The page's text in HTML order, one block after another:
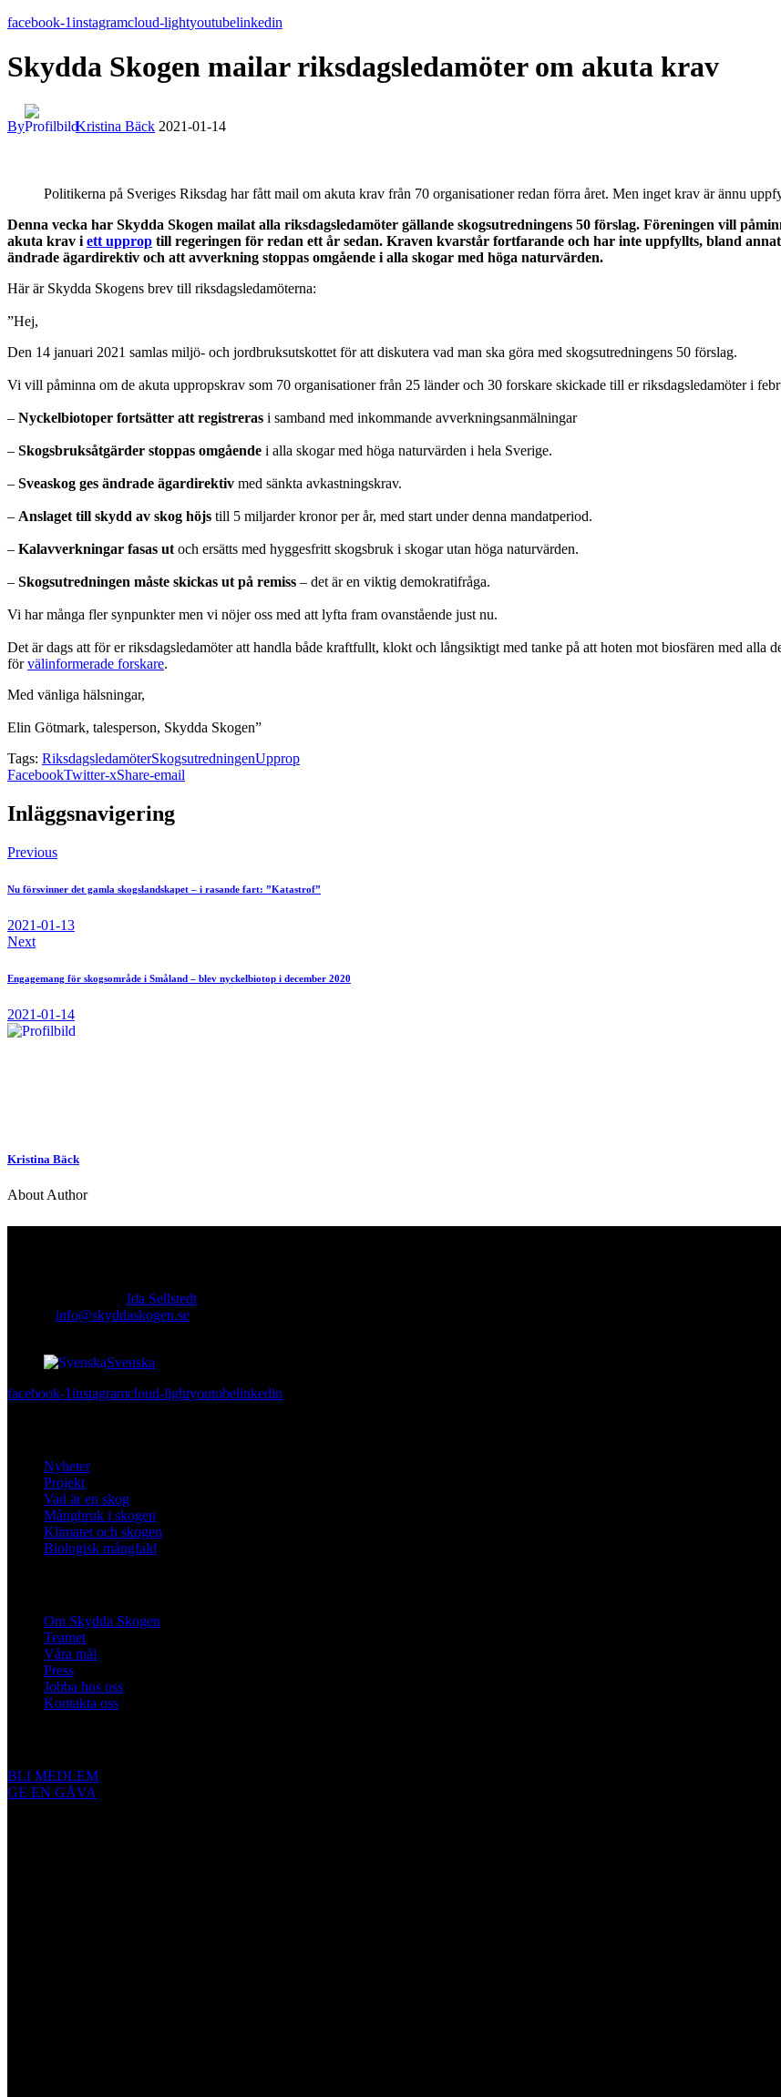
facebook-1instagramcloud-lightyoutubelinkedin
Skydda Skogen mailar riksdagsledamöter om akuta krav
By Kristina Bäck 2021-01-14
Politikerna på Sveriges Riksdag har fått mail om akuta krav från 70 organisationer redan förra året. Men inget krav är ännu
Denna vecka har Skydda Skogen mailat alla riksdagsledamöter gällande skogsutredningens 50 förslag. Föreningen vill
akuta krav i ett upprop till regeringen för redan ett år sedan. Kraven kvarstår fortfarande och har inte uppfyllts, bland
ändrade ägardirektiv och att avverkning stoppas omgående i alla skogar med höga naturvärden.
Här är Skydda Skogens brev till riksdagsledamöterna:
”Hej,
Den 14 januari 2021 samlas miljö- och jordbruksutskottet för att diskutera vad man ska göra med skogsutredningens 50 förslag.
Vi vill påminna om de akuta uppropskrav som 70 organisationer från 25 länder och 30 forskare skickade till er riksdagsledamöter i
– Nyckelbiotoper fortsätter att registreras i samband med inkommande avverkningsanmälningar
– Skogsbruksåtgärder stoppas omgående i alla skogar med höga naturvärden i hela Sverige.
– Sveaskog ges ändrade ägardirektiv med sänkta avkastningskrav.
– Anslaget till skydd av skog höjs till 5 miljarder kronor per år, med start under denna mandatperiod.
– Kalavverkningar fasas ut och ersätts med hyggesfritt skogsbruk i skogar utan höga naturvärden.
– Skogsutredningen måste skickas ut på remiss – det är en viktig demokratifråga.
Vi har många fler synpunkter men vi nöjer oss med att lyfta fram ovanstående just nu.
Det är dags att för er riksdagsledamöter att handla både kraftfullt, klokt och långsiktigt med tanke på att hoten mot biosfären med alla
förvälinformerade forskare.
Med vänliga hälsningar,
Elin Götmark, talesperson, Skydda Skogen”
Tags: RiksdagsledamöterSkogsutredningenUpprop
FacebookTwitter-xShare-email
Inläggsnavigering
Previous
Nu försvinner det gamla skogslandskapet – i rasande fart: ”Katastrof”
2021-01-13
Next
Engagemang för skogsområde i Småland – blev nyckelbiotop i december 2020
2021-01-14
Kristina Bäck
About Author
Ida Sellstedt
info@skyddaskogen.se
Svenska
facebook-1instagramcloud-lightyoutubelinkedin
Nyheter
Projekt
Vad är en skog
Mångbruk i skogen
Klimatet och skogen
Biologisk mångfald
Om Skydda Skogen
Teamet
Våra mål
Press
Jobba hos oss
Kontakta oss
BLI MEDLEM
GE EN GÅVA